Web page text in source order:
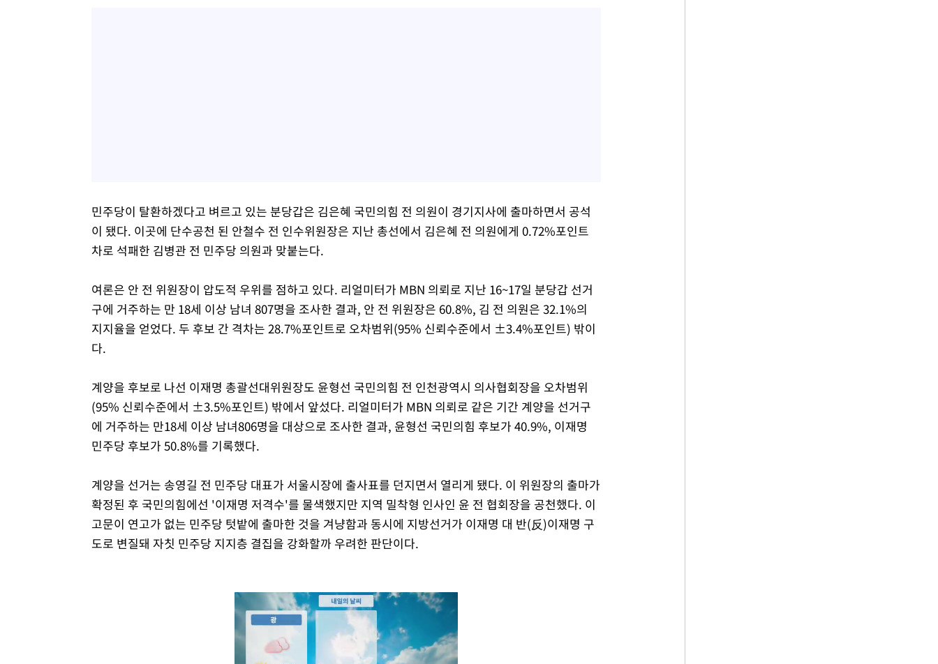
민주당이 탈환하겠다고 벼르고 있는 분당갑은 김은혜 국민의힘 전 의원이 경기지사에 출마하면서 공석
이 됐다. 이곳에 단수공천 된 안철수 전 인수위원장은 지난 총선에서 김은혜 전 의원에게 0.72%포인트
차로 석패한 김병관 전 민주당 의원과 맞붙는다.
여론은 안 전 위원장이 압도적 우위를 점하고 있다. 리얼미터가 MBN 의뢰로 지난 16~17일 분당갑 선거
구에 거주하는 만 18세 이상 남녀 807명을 조사한 결과, 안 전 위원장은 60.8%, 김 전 의원은 32.1%의
지지율을 얻었다. 두 후보 간 격차는 28.7%포인트로 오차범위(95% 신뢰수준에서 ±3.4%포인트) 밖이
다.
계양을 후보로 나선 이재명 총괄선대위원장도 윤형선 국민의힘 전 인천광역시 의사협회장을 오차범위
(95% 신뢰수준에서 ±3.5%포인트) 밖에서 앞섰다. 리얼미터가 MBN 의뢰로 같은 기간 계양을 선거구
에 거주하는 만18세 이상 남녀806명을 대상으로 조사한 결과, 윤형선 국민의힘 후보가 40.9%, 이재명
민주당 후보가 50.8%를 기록했다.
계양을 선거는 송영길 전 민주당 대표가 서울시장에 출사표를 던지면서 열리게 됐다. 이 위원장의 출마가
확정된 후 국민의힘에선 '이재명 저격수'를 물색했지만 지역 밀착형 인사인 윤 전 협회장을 공천했다. 이
고문이 연고가 없는 민주당 텃밭에 출마한 것을 겨냥함과 동시에 지방선거가 이재명 대 반(反)이재명 구
도로 변질돼 자칫 민주당 지지층 결집을 강화할까 우려한 판단이다.